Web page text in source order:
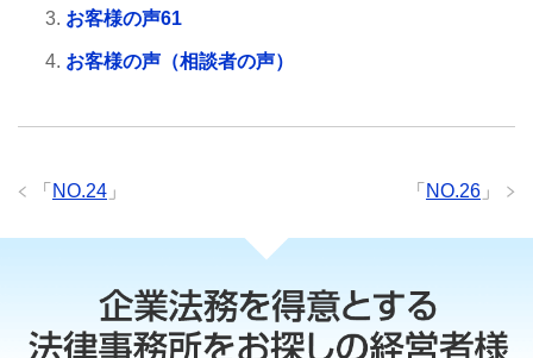
お客様の声61
お客様の声（相談者の声）
「 NO.26 」
「 NO.24 」